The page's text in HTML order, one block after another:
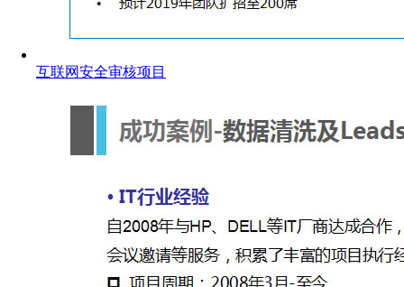
互联网安全审核项目